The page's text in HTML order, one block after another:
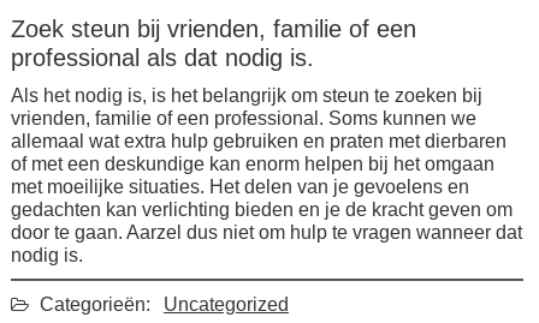
Zoek steun bij vrienden, familie of een
professional als dat nodig is.
Als het nodig is, is het belangrijk om steun te zoeken bij
vrienden, familie of een professional. Soms kunnen we
allemaal wat extra hulp gebruiken en praten met dierbaren
of met een deskundige kan enorm helpen bij het omgaan
met moeilijke situaties. Het delen van je gevoelens en
gedachten kan verlichting bieden en je de kracht geven om
door te gaan. Aarzel dus niet om hulp te vragen wanneer dat
nodig is.
Categorieën:
Uncategorized